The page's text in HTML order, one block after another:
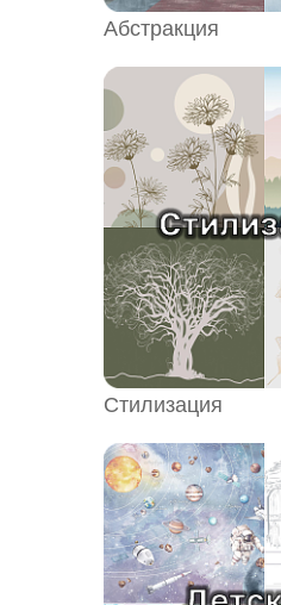
Абстракция
Стилизация